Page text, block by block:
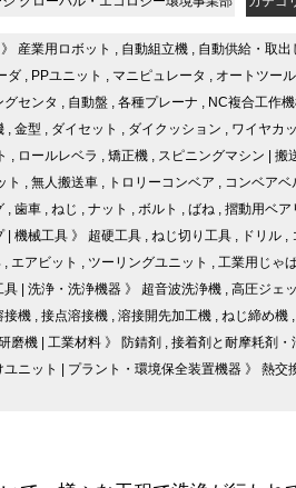
》 産業用ロボット 自動組立機 自動供給・取出
ダ PPユニット マニピュレータ オートツー
センタ 自動盤 各種プレーナ NC複合工作
金型 ダイセット ダイクッション ワイヤカ
ロールレベラ 矯正機 スピニングマシン | 搬
ト 無人搬送車 トロリーコンベア コンベアベ
歯車 ねじ ナット ボルト ばね 摺動用ベア
| 機械工具 》 超硬工具 ねじ切り工具 ドリル
エアビット ツーリングユニット 工業用じゃ
具 | 洗浄・洗浄機器 》 超音波洗浄機 高圧ジェ
接機 接点溶接機 溶接開先加工機 ねじ締め機
磨機 | 工業材料 》 防錆剤 接着剤と耐摩耗剤・
ニット | プラント・環境保全装置機器 》 熱交